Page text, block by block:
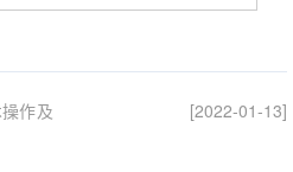
作及
[2022-01-13]